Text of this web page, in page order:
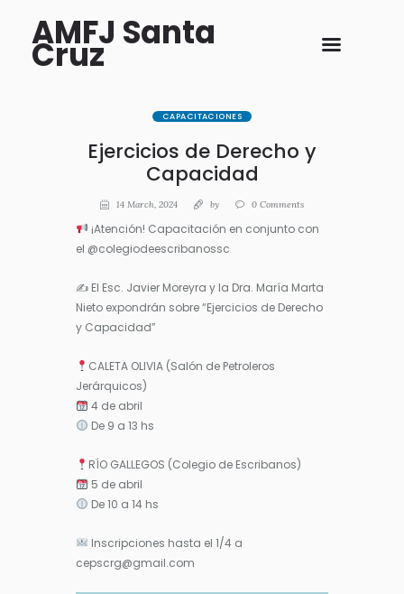
AMFJ Santa
Cruz
CAPACITACIONES
Ejercicios de Derecho y
Capacidad
14 March, 2024 by 0Comments
¡Atención! Capacitación en conjunto con
el @colegiodeescribanossc
✍ El Esc. Javier Moreyra y la Dra. María Marta
Nieto expondrán sobre “Ejercicios de Derecho
y Capacidad”
CALETA OLIVIA (Salón de Petroleros
Jerárquicos)
4 de abril
De 9 a 13 hs
RÍO GALLEGOS (Colegio de Escribanos)
5 de abril
De 10 a 14 hs
Inscripciones hasta el 1/4 a
cepscrg@gmail.com